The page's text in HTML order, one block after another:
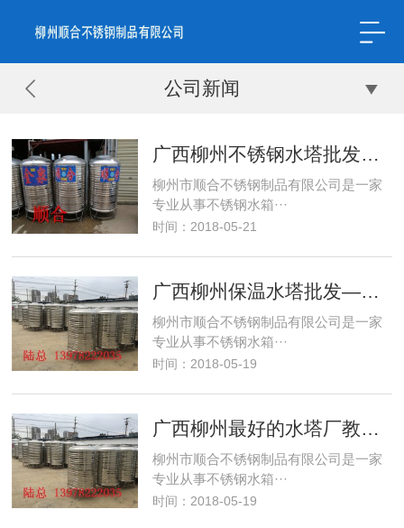
公司新闻
广西柳州不锈钢水塔批发价格——溢流式组合水
柳州市顺合不锈钢制品有限公司是一家
专业从事不锈钢水箱···
时间：2018-05-21
广西柳州保温水塔批发——必需拟定相关不锈钢
柳州市顺合不锈钢制品有限公司是一家
专业从事不锈钢水箱···
时间：2018-05-19
广西柳州最好的水塔厂教你掌握以下几点，减少
柳州市顺合不锈钢制品有限公司是一家
专业从事不锈钢水箱···
时间：2018-05-19